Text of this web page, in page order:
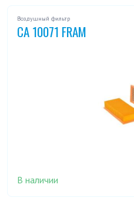
Воздушный фильтр
CA 10071 FRAM
В наличии